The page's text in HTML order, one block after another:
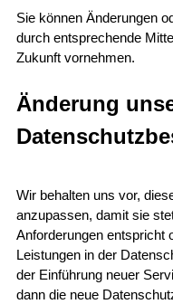
Sie können Änderungen
durch entsprechende
Zukunft vornehmen.
Änderung
Wir behalten uns vor,
anzupassen, damit sie
Anforderungen entspricht
Leistungen in der
der Einführung neuer
dann die neue